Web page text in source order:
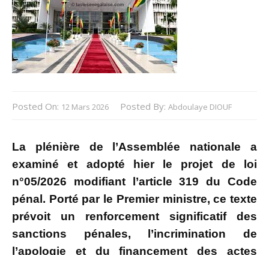
Posted On: 12 Mars 2026 Posted By: Abdoulaye DIOUF
La plénière de l’Assemblée nationale a
examiné et adopté hier le projet de loi
n°05/2026 modifiant l’article 319 du Code
pénal. Porté par le Premier ministre, ce texte
prévoit un renforcement significatif des
sanctions pénales, l’incrimination de
l’apologie et du financement des actes